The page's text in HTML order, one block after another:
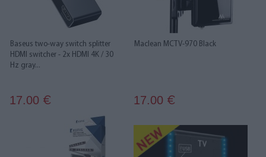
Baseus two-way switch splitter
HDMI switcher - 2x HDMI 4K / 30
Hz gray...
17.00 €
Maclean MCTV-970 Black
17.00 €